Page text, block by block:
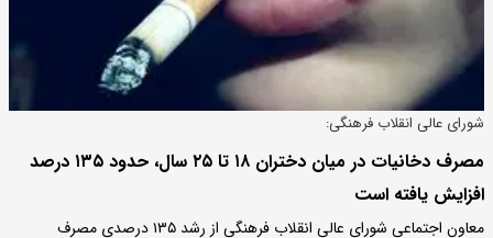
شورای عالی انقلاب فرهنگی:
مصرف دخانیات در میان دختران ۱۸ تا ۲۵ سال، حدود ۱۳۵ درصد
افزایش یافته است
معاون اجتماعی شورای عالی انقلاب فرهنگی از رشد ۱۳۵ درصدی مصرف